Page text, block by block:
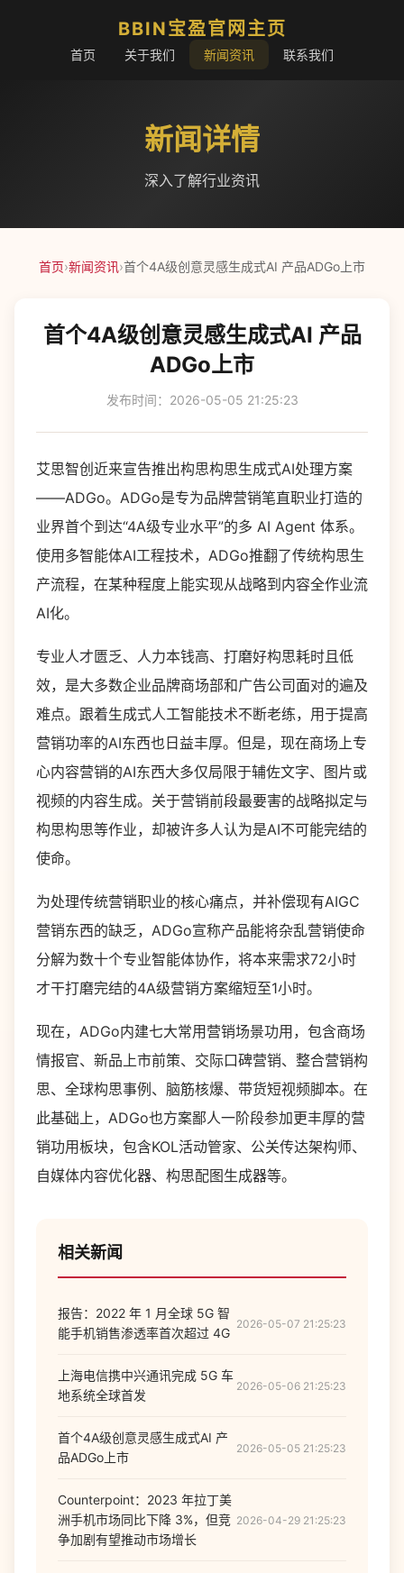
BBIN宝盈官网主页
首页 关于我们 新闻资讯 联系我们
新闻详情
深入了解行业资讯
首页›新闻资讯›首个4A级创意灵感生成式AI 产品ADGo上市
首个4A级创意灵感生成式AI 产品
ADGo上市
发布时间：2026-05-05 21:25:23
艾思智创近来宣告推出构思构思生成式AI处理方案
——ADGo。ADGo是专为品牌营销笔直职业打造的
业界首个到达“4A级专业水平”的多 AI Agent 体系。
使用多智能体AI工程技术，ADGo推翻了传统构思生
产流程，在某种程度上能实现从战略到内容全作业流
AI化。
专业人才匮乏、人力本钱高、打磨好构思耗时且低
效，是大多数企业品牌商场部和广告公司面对的遍及
难点。跟着生成式人工智能技术不断老练，用于提高
营销功率的AI东西也日益丰厚。但是，现在商场上专
心内容营销的AI东西大多仅局限于辅佐文字、图片或
视频的内容生成。关于营销前段最要害的战略拟定与
构思构思等作业，却被许多人认为是AI不可能完结的
使命。
为处理传统营销职业的核心痛点，并补偿现有AIGC
营销东西的缺乏，ADGo宣称产品能将杂乱营销使命
分解为数十个专业智能体协作，将本来需求72小时
才干打磨完结的4A级营销方案缩短至1小时。
现在，ADGo内建七大常用营销场景功用，包含商场
情报官、新品上市前策、交际口碑营销、整合营销构
思、全球构思事例、脑筋核爆、带货短视频脚本。在
此基础上，ADGo也方案鄙人一阶段参加更丰厚的营
销功用板块，包含KOL活动管家、公关传达架构师、
自媒体内容优化器、构思配图生成器等。
相关新闻
报告：2022 年 1 月全球 5G 智
能手机销售渗透率首次超过 4G
2026-05-07 21:25:23
上海电信携中兴通讯完成 5G 车
地系统全球首发
2026-05-06 21:25:23
首个4A级创意灵感生成式AI 产
品ADGo上市
2026-05-05 21:25:23
Counterpoint：2023 年拉丁美
洲手机市场同比下降 3%，但竞
争加剧有望推动市场增长
2026-04-29 21:25:23